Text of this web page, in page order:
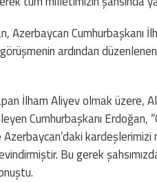
Azerbaycan Cumhurbaşkanı
ardından
İlham Aliyev olmak üzere,
Cumhurbaşkanı
kardeşlerimizi
Bu gerek